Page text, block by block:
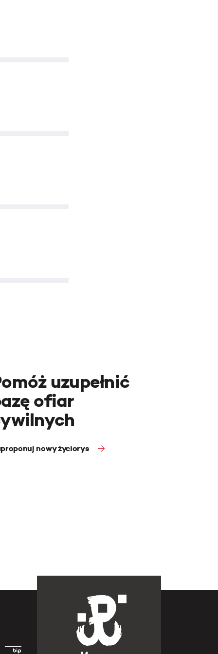
uzupełnić
ofiar
nowy życiorys